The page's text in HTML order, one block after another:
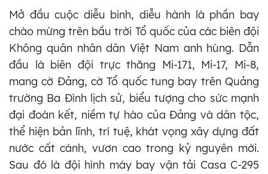
Mở đầu cuộc diễu binh, diễu hành là phần bay
chào mừng trên bầu trời Tổ quốc của các biên đội
Không quân nhân dân Việt Nam anh hùng. Dẫn
đầu là biên đội trực thăng Mi-171, Mi-17, Mi-8,
mang cờ Đảng, cờ Tổ quốc tung bay trên Quảng
trường Ba Đình lịch sử, biểu tượng cho sức mạnh
đại đoàn kết, niềm tự hào của Đảng và dân tộc,
thể hiện bản lĩnh, trí tuệ, khát vọng xây dựng đất
nước cất cánh, vươn cao trong kỷ nguyên mới.
Sau đó là đội hình máy bay vận tải Casa C-295